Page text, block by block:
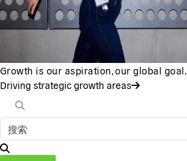
Growth is our aspiration, our global goal.
Driving strategic growth areas